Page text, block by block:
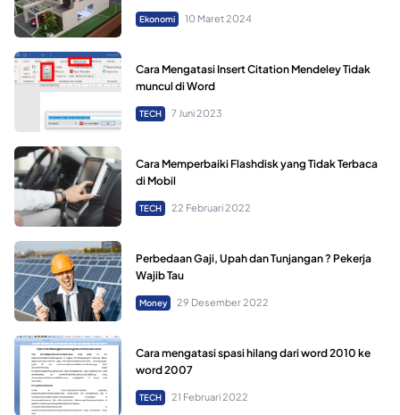
Ekonomi 10 Maret 2024
Cara Mengatasi Insert Citation Mendeley Tidak
muncul di Word
TECH 7 Juni 2023
Cara Memperbaiki Flashdisk yang Tidak Terbaca
di Mobil
TECH 22 Februari 2022
Perbedaan Gaji, Upah dan Tunjangan ? Pekerja
Wajib Tau
Money 29 Desember 2022
Cara mengatasi spasi hilang dari word 2010 ke
word 2007
TECH 21 Februari 2022